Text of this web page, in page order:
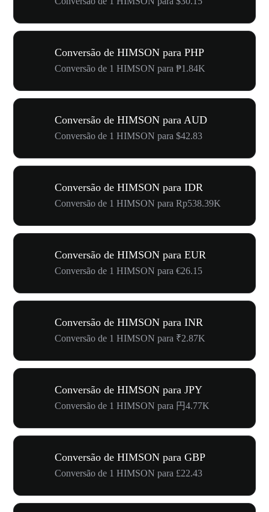
Conversão de HIMSON para PHP
Conversão de 1 HIMSON para ₱1.84K
Conversão de HIMSON para AUD
Conversão de 1 HIMSON para $42.83
Conversão de HIMSON para IDR
Conversão de 1 HIMSON para Rp538.39K
Conversão de HIMSON para EUR
Conversão de 1 HIMSON para €26.15
Conversão de HIMSON para INR
Conversão de 1 HIMSON para ₹2.87K
Conversão de HIMSON para JPY
Conversão de 1 HIMSON para 円4.77K
Conversão de HIMSON para GBP
Conversão de 1 HIMSON para £22.43